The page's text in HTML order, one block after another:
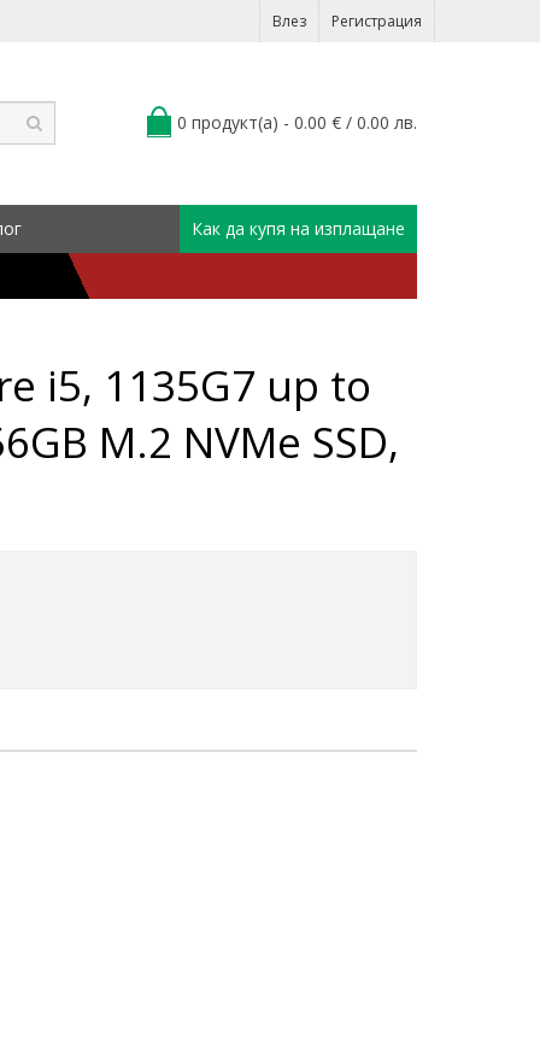
Влез Регистрация
0 продукт(а) - 0.00 € / 0.00 лв.
Как да купя на изплащане
i5, 1135G7 up to
M.2 NVMe SSD,